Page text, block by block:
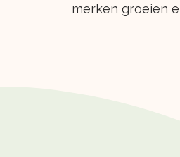
merken groeien